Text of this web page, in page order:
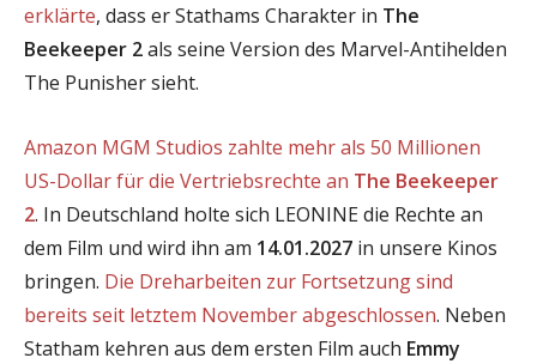
erklärte, dass er Stathams Charakter in The
Beekeeper 2als seine Version des Marvel-Antihelden
The Punisher sieht.
Amazon MGM Studios zahlte mehr als 50 Millionen
US-Dollar für die Vertriebsrechte an The Beekeeper
2. In Deutschland holte sich LEONINE die Rechte an
dem Film und wird ihn am 14.01.2027 in unsere Kinos
bringen. Die Dreharbeiten zur Fortsetzung sind
bereits seit letztem November abgeschlossen. Neben
Statham kehren aus dem ersten Film auch Emmy